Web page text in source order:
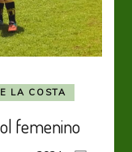
LA COSTA
femenino